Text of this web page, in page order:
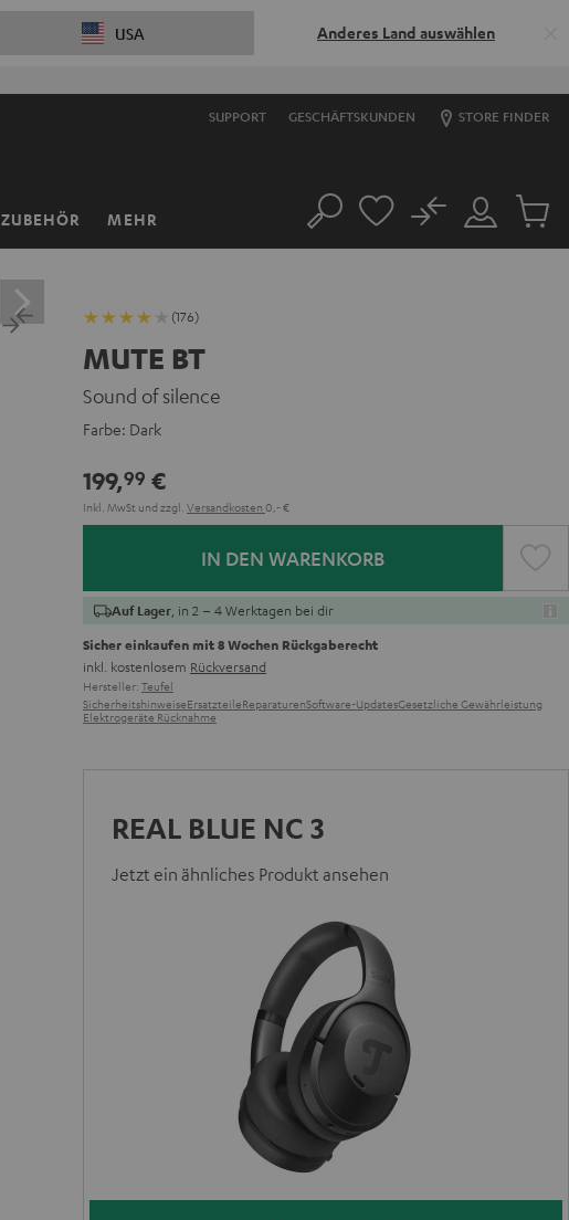
USA Anderes Land auswählen
SUPPORT GESCHÄFTSKUNDEN STORE FINDER
ZUBEHÖR MEHR Suche
Mein
Konto
No
Artikel
(176)
MUTE BT
Sound of silence
Farbe: Dark
199,99 €
Inkl. MwSt und zzgl. Versandkosten 0,‐ €
IN DEN WARENKORB
Auf Lager , in 2 – 4 Werktagen bei dir
Sicher einkaufen mit 8 Wochen Rückgaberecht
inkl. kostenlosem Rückversand
Hersteller: Teufel
SicherheitshinweiseErsatzteileReparaturenSoftware-UpdatesGesetzliche Gewährleistung
Elektrogeräte Rücknahme
REAL BLUE NC 3
Jetzt ein ähnliches Produkt ansehen